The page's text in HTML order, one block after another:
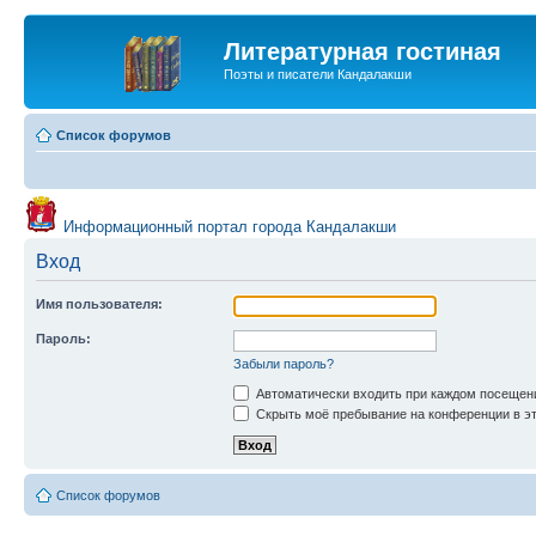
Литературная гостиная
Поэты и писатели Кандалакши
Список форумов
Информационный портал города Кандалакши
Вход
Имя пользователя:
Пароль:
Забыли пароль?
Автоматически входить при каждом
Скрыть моё пребывание на конференции в
Список форумов